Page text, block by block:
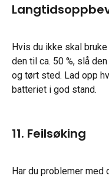
Hvis du ikke skal
den til ca. 50 %, slå
og tørt sted. Lad opp
batteriet i god stand.
11. Feilsøking
Har du problemer med